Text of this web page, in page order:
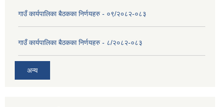
गाउँ कार्यपालिका बैठकका निर्णयहरु - ०९/२०८२-०८३
गाउँ कार्यपालिका बैठकका निर्णयहरु - ८/२०८२-०८३
अन्य